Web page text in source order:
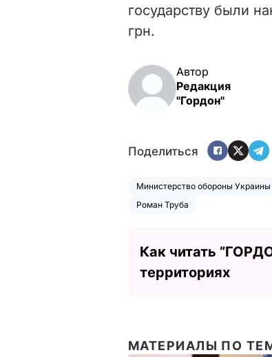
государству были
грн.
Автор
Редакция
"Гордон"
Поделиться
Министерство обороны Украины
Роман Труба
Как читать
территориях
МАТЕРИАЛЫ ПО